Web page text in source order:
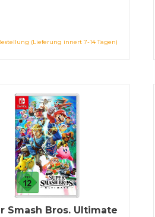
(Lieferung innert 7-14 Tagen)
Smash Bros. Ultimate